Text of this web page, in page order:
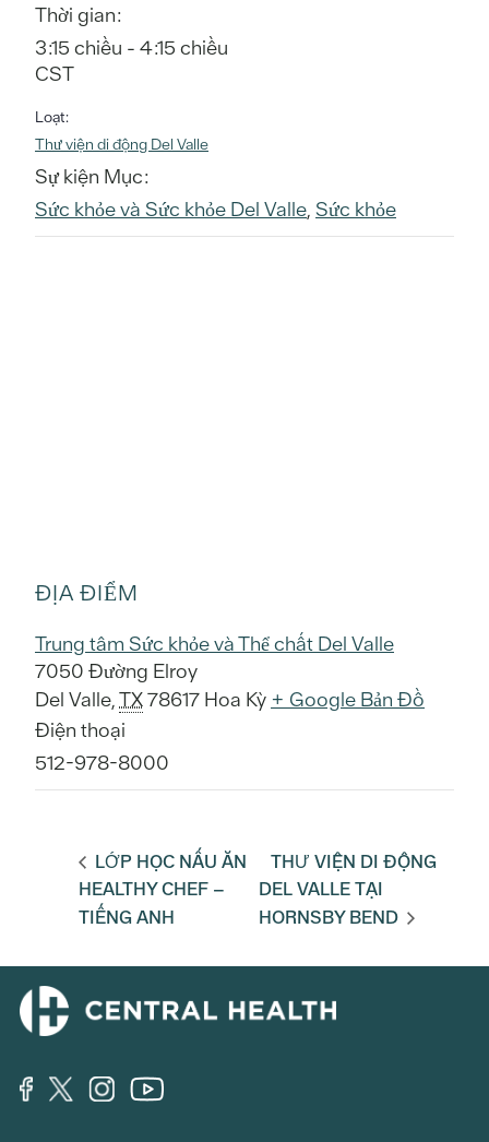
Thời gian:
3:15 chiều - 4:15 chiều
CST
Loạt:
Thư viện di động Del Valle
Sự kiện Mục:
Sức khỏe và Sức khỏe Del Valle, Sức khỏe
ĐỊA ĐIỂM
Trung tâm Sức khỏe và Thể chất Del Valle
7050 Đường Elroy
Del Valle,TX78617 Hoa Kỳ + Google Bản Đồ
Điện thoại
512-978-8000
LỚP HỌC NẤU ĂN
HEALTHY CHEF –
TIẾNG ANH
THƯ VIỆN DI ĐỘNG
DEL VALLE TẠI
HORNSBY BEND